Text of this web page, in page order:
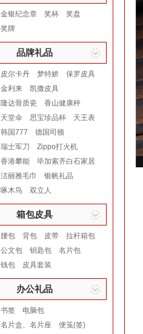
金银纪念章 奖杯
奖盘
奖牌
品牌礼品
皮尔卡丹 梦特娇
保罗皮具
金利来
凯撒皮具
隆达骨质瓷
香山健康秤
天堂伞
思宝珍品杯
天王表
韩国777
德国司顿
瑞士军刀
Zippo打火机
香港攀能
毕加索齐白石家居
洁丽雅毛巾
银帆礼品
啄木鸟
双立人
箱包皮具
腰包 背包 皮带
拉杆箱包
公文包
钥匙包
名片包
钱包
皮具套装
办公礼品
书签
电脑包
名片盒、名片座
便笺(签)